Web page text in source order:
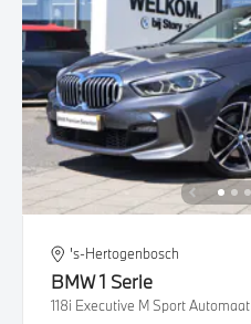
's-Hertogenbosch
BMW1 Serie
118i Executive M Sport Automaat